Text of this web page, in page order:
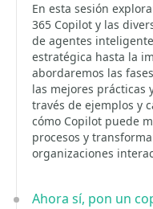
En esta sesión
365 Copilot y las
de agentes
estratégica hasta la
abordaremos las
las mejores prácticas
través de ejemplos y
cómo Copilot puede
procesos y
organizaciones
Ahora sí, pon un